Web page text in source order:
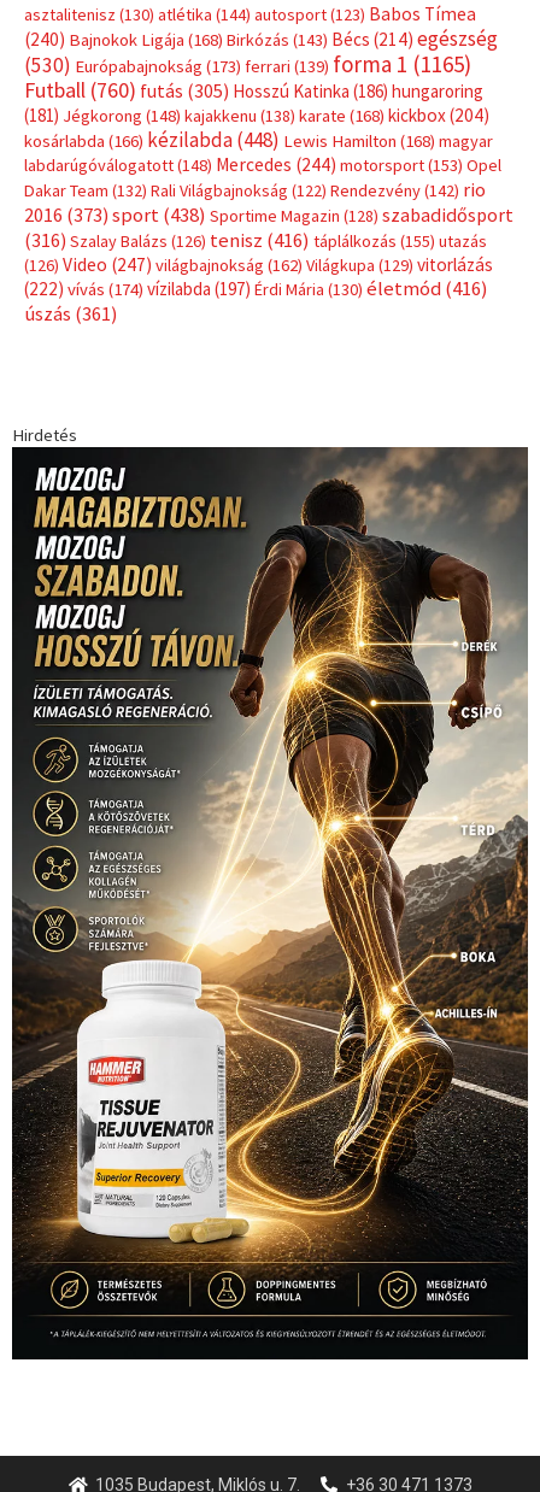
asztalitenisz (130) atlétika (144) autosport(123) Babos Tímea
(240) Bajnokok Ligája (168) Birkózás (143) Bécs (214) egészség
(530) Európabajnokság (173) ferrari (139) forma 1 (1165)
Futball (760) futás (305) Hosszú Katinka (186) hungaroring
(181) Jégkorong (148) kajakkenu (138) karate (168) kickbox(204)
kosárlabda (166) kézilabda(448) Lewis Hamilton (168) magyar
labdarúgóválogatott(148) Mercedes (244) motorsport(153) Opel
Dakar Team (132) Rali Világbajnokság (122) Rendezvény(142) rio
2016 (373) sport(438) Sportime Magazin (128) szabadidősport
(316) Szalay Balázs (126) tenisz (416) táplálkozás (155) utazás
(126) Video (247) világbajnokság (162) Világkupa (129) vitorlázás
(222) vívás (174) vízilabda (197) Érdi Mária (130) életmód(416)
úszás (361)
Hirdetés
1035 Budapest, Miklós u. 7. +36 30 471 1373